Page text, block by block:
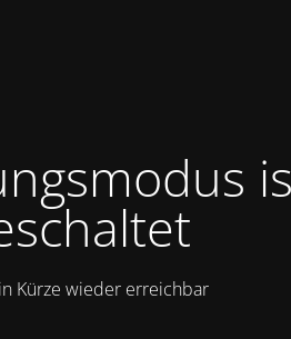
Kürze wieder erreichbar